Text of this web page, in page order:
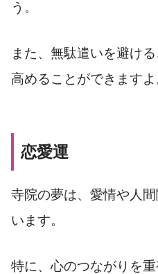
う。
また、無駄遣いを避け
高めることができますよ
恋愛運
寺院の夢は、愛情や人
います。
特に、心のつながりを